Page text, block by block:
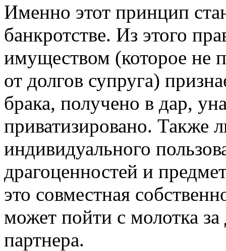
Именно этот принцип
банкротстве. Из этого
имуществом (которое не
от долгов супруга)
брака, получено в дар,
приватизировано. Также
индивидуального
драгоценностей и
это совместная
может пойти с молотка
партнера.